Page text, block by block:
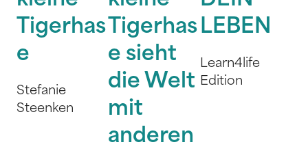
Tigerhas
e
Stefanie
Steenken
Tigerhas
e sieht
die Welt
mit
anderen
LEBEN
Learn4life
Edition